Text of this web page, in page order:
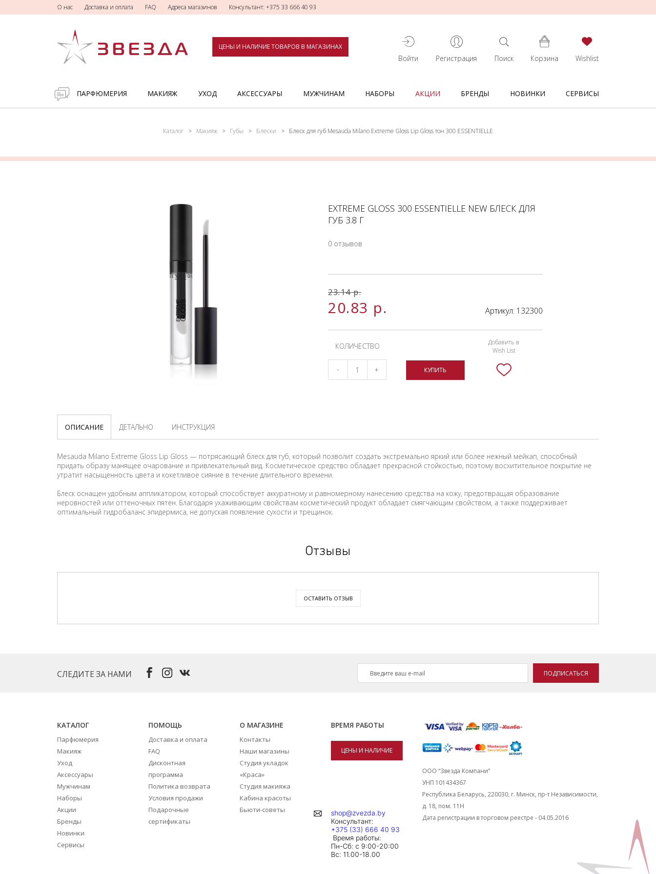
О нас Доставка и оплата FAQ Адреса магазинов Консультант: +375 33 666 40 93
ЦЕНЫ И НАЛИЧИЕ ТОВАРОВ В МАГАЗИНАХ
Войти Регистрация Поиск Корзина Wishlist
ПАРФЮМЕРИЯ МАКИЯЖ УХОД АКСЕССУАРЫ МУЖЧИНАМ НАБОРЫ АКЦИИ БРЕНДЫ НОВИНКИ СЕРВИСЫ
Каталог Макияж Губы Блески Блеск для губ Mesauda Milano Extreme Gloss Lip Gloss тон 300 ESSENTIELLE
EXTREME GLOSS 300 ESSENTIELLE NEW БЛЕСК ДЛЯ
ГУБ 3.8 Г
0 отзывов
23.14р.
20.83 р. Артикул: 132300
КОЛИЧЕСТВО
- + КУПИТЬ
Добавить в
Wish List
ОПИСАНИЕ ДЕТАЛЬНО ИНСТРУКЦИЯ
Mesauda Milano Extreme Gloss Lip Gloss — потрясающий блеск для губ, который позволит создать экстремально яркий или более нежный мейкап, способный
придать образу манящее очарование и привлекательный вид. Косметическое средство обладает прекрасной стойкостью, поэтому восхитительное покрытие не
утратит насыщенность цвета и кокетливое сияние в течение длительного времени.
Блеск оснащен удобным аппликатором, который способствует аккуратному и равномерному нанесению средства на кожу, предотвращая образование
неровностей или оттеночных пятен. Благодаря ухаживающим свойствам косметический продукт обладает смягчающим свойством, а также поддерживает
оптимальный гидробаланс эпидермиса, не допуская появление сухости и трещинок.
Отзывы
ОСТАВИТЬ ОТЗЫВ
СЛЕДИТЕ ЗА НАМИ ПОДПИСАТЬСЯ
КАТАЛОГ
Парфюмерия
Макияж
Уход
Аксессуары
Мужчинам
Наборы
Акции
Бренды
Новинки
Сервисы
ПОМОЩЬ
Доставка и оплата
FAQ
Дисконтная
программа
Политика возврата
Условия продажи
Подарочные
сертификаты
О МАГАЗИНЕ
Контакты
Наши магазины
Студия укладок
«Краса»
Студия макияжа
Кабина красоты
Бьюти-советы
ВРЕМЯ РАБОТЫ
ЦЕНЫ И НАЛИЧИЕ
shop@zvezda.by
Консультант:
+375 (33) 666 40 93
Время работы:
Пн-Сб: с 9:00-20:00
Вc: 11.00-18.00
ООО “Звезда Компани”
УНП 101434367
Республика Беларусь, 220030, г. Минск, пр-т Независимости,
д. 18, пом. 11Н
Дата регистрации в торговом реестре - 04.05.2016